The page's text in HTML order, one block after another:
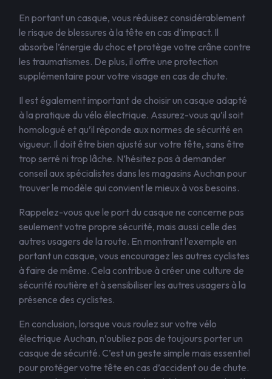
En portant un casque, vous réduisez considérablement
le risque de blessures à la tête en cas d’impact. Il
absorbe l’énergie du choc et protège votre crâne contre
les traumatismes. De plus, il offre une protection
supplémentaire pour votre visage en cas de chute.
Il est également important de choisir un casque adapté
à la pratique du vélo électrique. Assurez-vous qu’il soit
homologué et qu’il réponde aux normes de sécurité en
vigueur. Il doit être bien ajusté sur votre tête, sans être
trop serré ni trop lâche. N’hésitez pas à demander
conseil aux spécialistes dans les magasins Auchan pour
trouver le modèle qui convient le mieux à vos besoins.
Rappelez-vous que le port du casque ne concerne pas
seulement votre propre sécurité, mais aussi celle des
autres usagers de la route. En montrant l’exemple en
portant un casque, vous encouragez les autres cyclistes
à faire de même. Cela contribue à créer une culture de
sécurité routière et à sensibiliser les autres usagers à la
présence des cyclistes.
En conclusion, lorsque vous roulez sur votre vélo
électrique Auchan, n’oubliez pas de toujours porter un
casque de sécurité. C’est un geste simple mais essentiel
pour protéger votre tête en cas d’accident ou de chute.